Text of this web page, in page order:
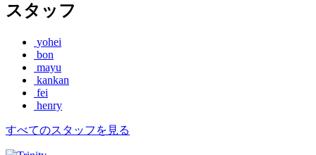
スタッフ
yohei
bon
mayu
kankan
fei
henry
すべてのスタッフを見る